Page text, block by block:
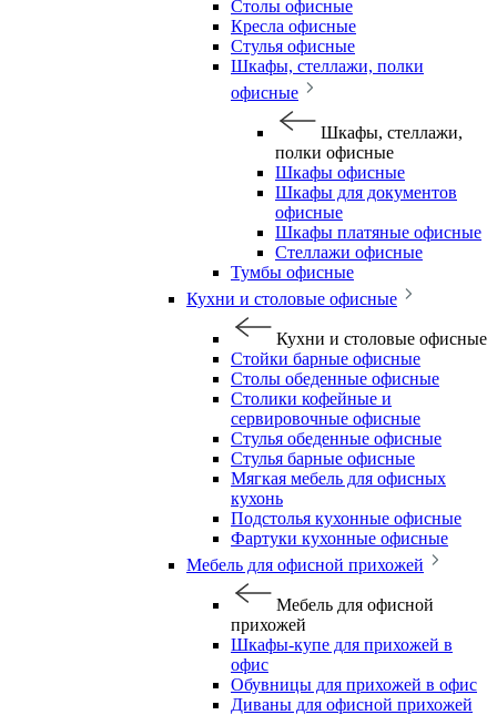
Столы офисные
Кресла офисные
Стулья офисные
Шкафы, стеллажи, полки
офисные
Шкафы, стеллажи,
полки офисные
Шкафы офисные
Шкафы для документов
офисные
Шкафы платяные офисные
Стеллажи офисные
Тумбы офисные
Кухни и столовые офисные
Кухни и столовые офисные
Стойки барные офисные
Столы обеденные офисные
Столики кофейные и
сервировочные офисные
Стулья обеденные офисные
Стулья барные офисные
Мягкая мебель для офисных
кухонь
Подстолья кухонные офисные
Фартуки кухонные офисные
Мебель для офисной прихожей
Мебель для офисной
прихожей
Шкафы-купе для прихожей в
офис
Обувницы для прихожей в офис
Диваны для офисной прихожей